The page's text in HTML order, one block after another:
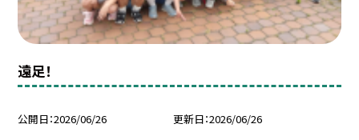
遠足！
公開日 2026/06/26 更新日 2026/06/26